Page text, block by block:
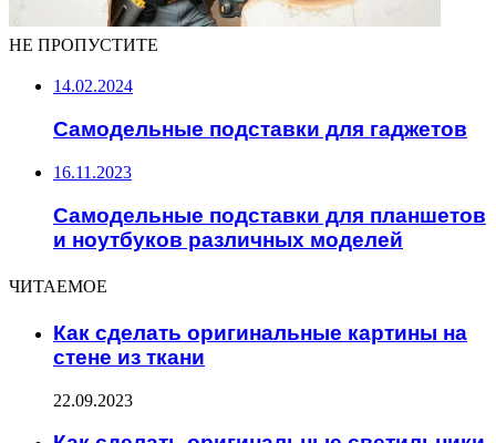
НЕ ПРОПУСТИТЕ
14.02.2024
Самодельные подставки для гаджетов
16.11.2023
Самодельные подставки для планшетов
и ноутбуков различных моделей
ЧИТАЕМОЕ
Как сделать оригинальные картины на
стене из ткани
22.09.2023